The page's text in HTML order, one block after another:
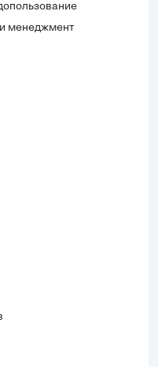
менеджмент